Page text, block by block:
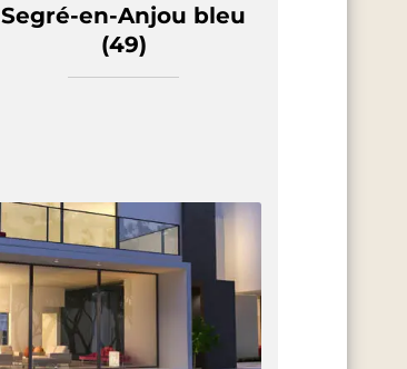
Segré-en-Anjou bleu
(49)